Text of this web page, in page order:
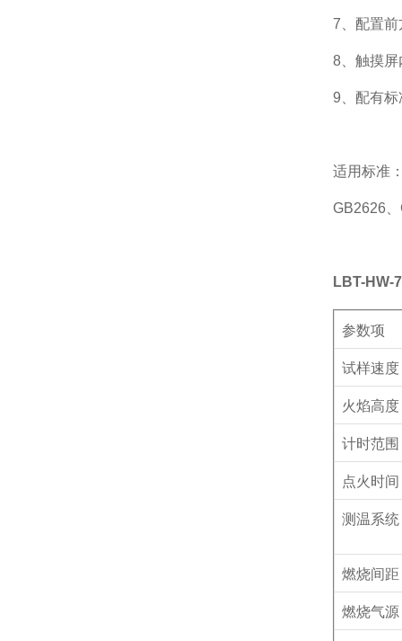
7 、配置
8 、触摸
9 、配有
适用标准
GB2626 、
LBT-HW-
参数项
试样速度
火焰高度
计时范围
点火时间
测温系统
燃烧间距
燃烧气源